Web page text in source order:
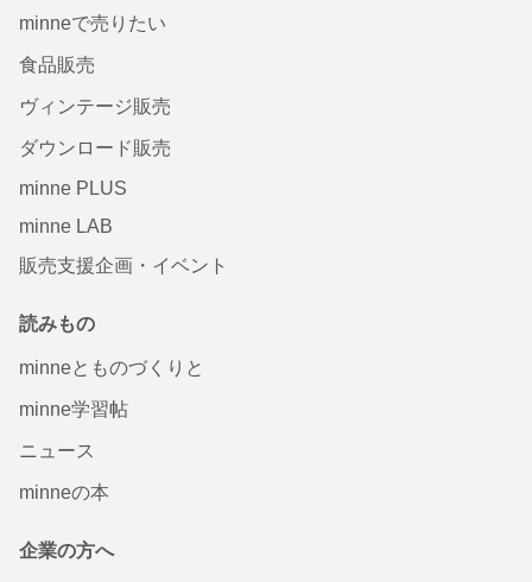
minneで売りたい
食品販売
ヴィンテージ販売
ダウンロード販売
minne PLUS
minne LAB
販売支援企画・イベント
読みもの
minneとものづくりと
minne学習帖
ニュース
minneの本
企業の方へ